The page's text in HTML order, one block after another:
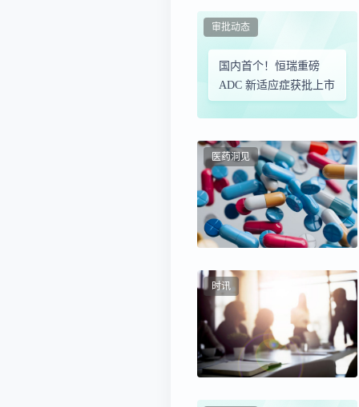
国内首个！恒瑞重磅
ADC 新适应症获批上市
审批动态
医药洞见
时讯